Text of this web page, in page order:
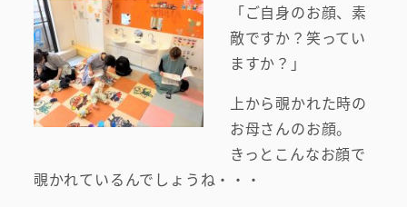
「ご自身のお顔、素
敵ですか？笑ってい
ますか？」
上から覗かれた時の
お母さんのお顔。
きっとこんなお顔で
覗かれているんでしょうね・・・